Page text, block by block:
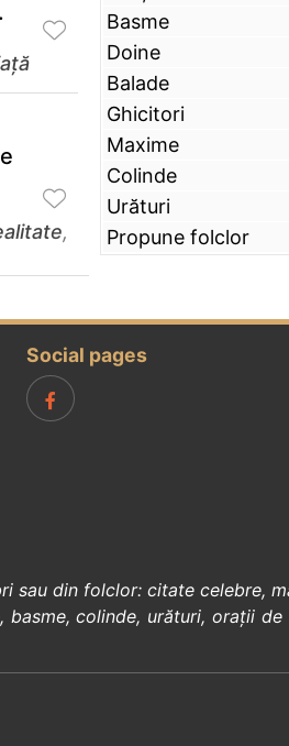
,
Basme
Doine
Balade
Ghicitori
Maxime
Colinde
Urături
Propune folclor
Social pages
sau din folclor: citate celebre,
, basme,colinde, urături, orații de